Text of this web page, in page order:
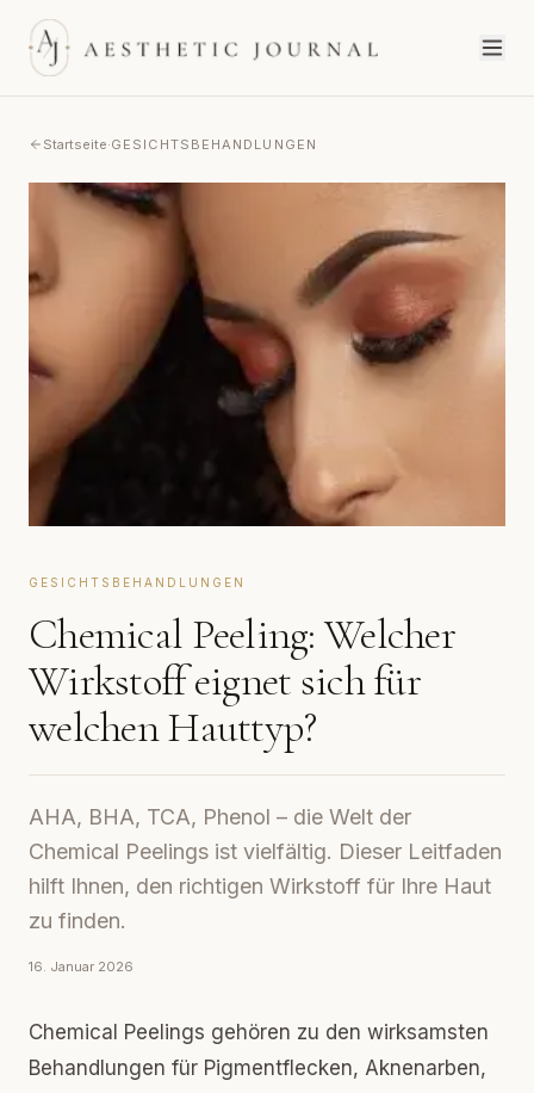
Startseite·GESICHTSBEHANDLUNGEN
GESICHTSBEHANDLUNGEN
Chemical Peeling: Welcher
Wirkstoff eignet sich für
welchen Hauttyp?
AHA, BHA, TCA, Phenol – die Welt der
Chemical Peelings ist vielfältig. Dieser Leitfaden
hilft Ihnen, den richtigen Wirkstoff für Ihre Haut
zu finden.
16. Januar 2026
Chemical Peelings gehören zu den wirksamsten
Behandlungen für Pigmentflecken, Aknenarben,